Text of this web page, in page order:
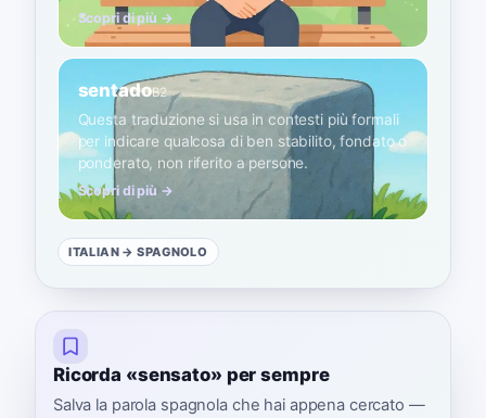
Scopri di più →
sentadoB2
Questa traduzione si usa in contesti più formali
per indicare qualcosa di ben stabilito, fondato o
ponderato, non riferito a persone.
Scopri di più →
ITALIAN → SPAGNOLO
Ricorda «sensato» per sempre
Salva la parola spagnola che hai appena cercato —